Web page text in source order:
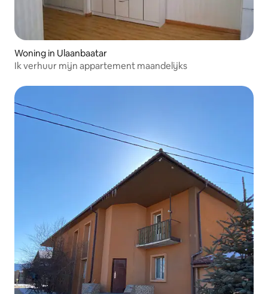
Woning in Ulaanbaatar
Ik verhuur mijn appartement maandelijks